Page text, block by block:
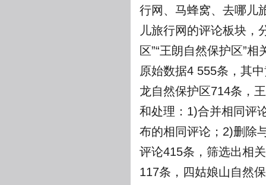
行网、马蜂窝、去哪儿
儿旅行网的评论板块，
区”“王朗自然保护区”
原始数据4 555条，其
龙自然保护区714条，
和处理：1)合并相同评
布的相同评论；2)删除
评论415条，筛选出相
117条，四姑娘山自然